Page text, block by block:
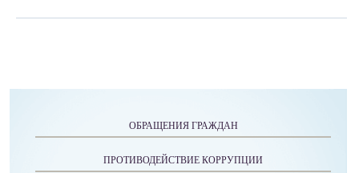
ОБРАЩЕНИЯ ГРАЖДАН
ПРОТИВОДЕЙСТВИЕ КОРРУПЦИИ